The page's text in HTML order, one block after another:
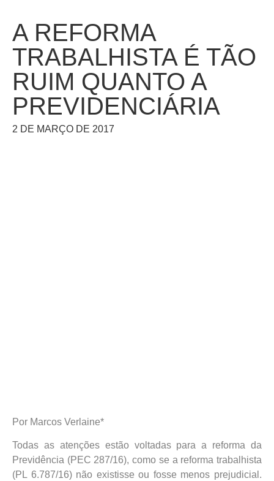
A REFORMA
TRABALHISTA É TÃO
RUIM QUANTO A
PREVIDENCIÁRIA
2 DE MARÇO DE 2017
Por Marcos Verlaine*
Todas as atenções estão voltadas para a reforma da
Previdência (PEC 287/16), como se a reforma trabalhista
(PL 6.787/16) não existisse ou fosse menos prejudicial.